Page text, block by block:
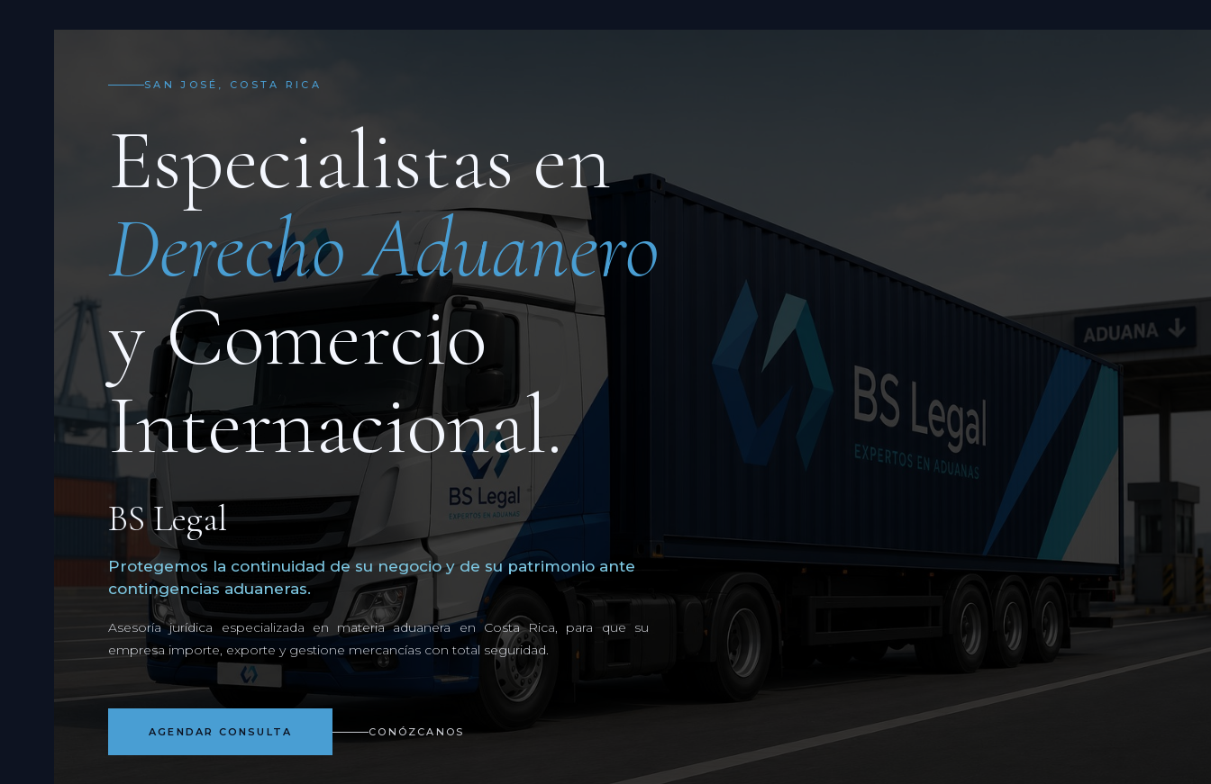
SAN JOSÉ, COSTA RICA
Especialistas en
Derecho Aduanero
y Comercio
Internacional.
BS Legal
Protegemos la continuidad de su negocio y de su patrimonio ante
contingencias aduaneras.
Asesoría jurídica especializada en materia aduanera en Costa Rica, para que su
empresa importe, exporte y gestione mercancías con total seguridad.
AGENDAR CONSULTA CONÓZCANOS